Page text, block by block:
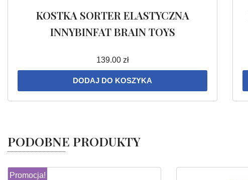
KOSTKA SORTER ELASTYCZNA
INNYBINFAT BRAIN TOYS
139.00 zł
DODAJ DO KOSZYKA
PODOBNE PRODUKTY
Promocja!